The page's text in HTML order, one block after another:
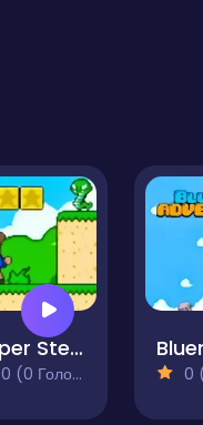
Super Steve World
0 (0 Голосів) 0